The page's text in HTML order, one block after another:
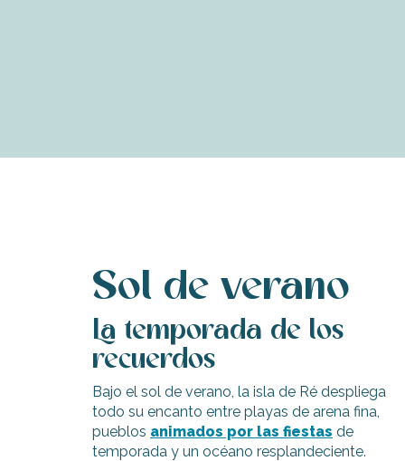
Sol de verano
La temporada de los
recuerdos
Bajo el sol de verano, la isla de Ré despliega
todo su encanto entre playas de arena fina,
pueblos animados por las fiestas de
temporada y un océano resplandeciente.